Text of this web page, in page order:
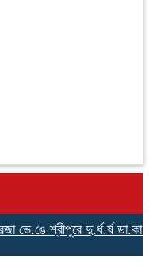
ভে.ঙে শ্রীপুরে দু.র্ধ.র্ষ